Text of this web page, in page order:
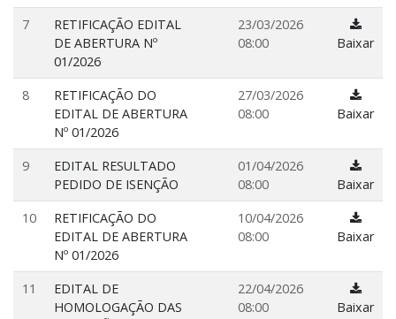
7
RETIFICAÇÃO EDITAL
DE ABERTURA Nº
01/2026
23/03/2026
08:00
Baixar
8
RETIFICAÇÃO DO
EDITAL DE ABERTURA
Nº 01/2026
27/03/2026
08:00
Baixar
9
EDITAL RESULTADO
PEDIDO DE ISENÇÃO
01/04/2026
08:00
Baixar
10
RETIFICAÇÃO DO
EDITAL DE ABERTURA
Nº 01/2026
10/04/2026
08:00
Baixar
11
EDITAL DE
HOMOLOGAÇÃO DAS
22/04/2026
08:00
Baixar